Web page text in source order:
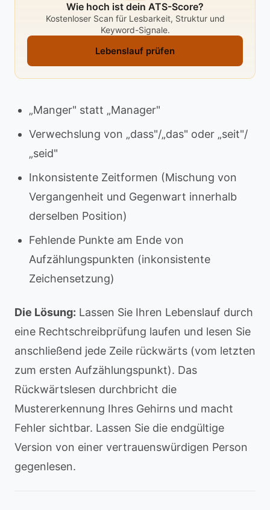
Wie hoch ist dein ATS-Score?
Kostenloser Scan für Lesbarkeit, Struktur und
Keyword-Signale.
Lebenslauf prüfen
„Manger" statt „Manager"
Verwechslung von „dass"/„das" oder „seit"/
„seid"
Inkonsistente Zeitformen (Mischung von
Vergangenheit und Gegenwart innerhalb
derselben Position)
Fehlende Punkte am Ende von
Aufzählungspunkten (inkonsistente
Zeichensetzung)
Die Lösung: Lassen Sie Ihren Lebenslauf durch
eine Rechtschreibprüfung laufen und lesen Sie
anschließend jede Zeile rückwärts (vom letzten
zum ersten Aufzählungspunkt). Das
Rückwärtslesen durchbricht die
Mustererkennung Ihres Gehirns und macht
Fehler sichtbar. Lassen Sie die endgültige
Version von einer vertrauenswürdigen Person
gegenlesen.